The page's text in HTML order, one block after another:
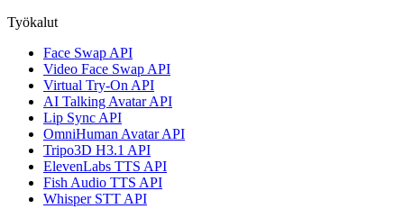
Työkalut
Face Swap API
Video Face Swap API
Virtual Try-On API
AI Talking Avatar API
Lip Sync API
OmniHuman Avatar API
Tripo3D H3.1 API
ElevenLabs TTS API
Fish Audio TTS API
Whisper STT API